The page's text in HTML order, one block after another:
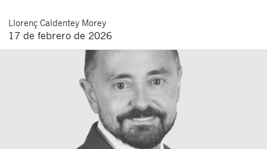
Llorenç Caldentey Morey
17 de febrero de 2026